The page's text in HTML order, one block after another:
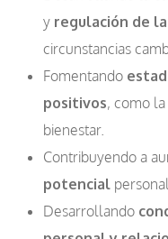
y regulación de
circunstancias
Fomentando
positivos, como
bienestar.
Contribuyendo a
potencial
Desarrollando